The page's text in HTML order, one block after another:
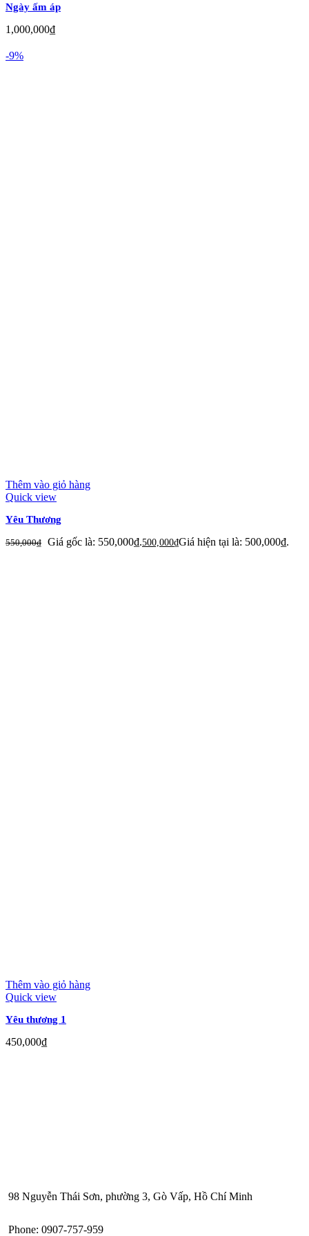
Ngày ấm áp
1,000,000₫
-9%
Thêm vào giỏ hàng
Quick view
Yêu Thương
550,000₫ Giá gốc là: 550,000₫.500,000₫Giá hiện tại là: 500,000₫.
Thêm vào giỏ hàng
Quick view
Yêu thương 1
450,000₫
98 Nguyễn Thái Sơn, phường 3, Gò Vấp, Hồ Chí Minh
Phone: 0907-757-959